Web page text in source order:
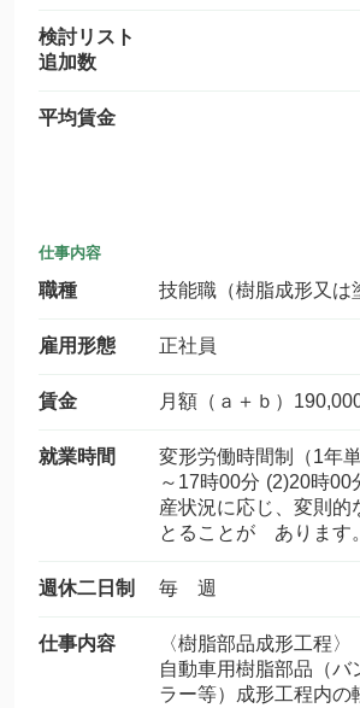
検討リスト
追加数
平均賃金
仕事内容
職種 技能職（樹脂成形又は
雇用形態 正社員
賃金 月額（ａ＋ｂ）
就業時間
変形労働時間制（1年
～17時00分 (2)20時00
産状況に応じ、変則的
とることが あります。
週休二日制 毎 週
仕事内容
〈樹脂部品成形工程〉
自動車用樹脂部品（バ
ラー等）成形工程内の